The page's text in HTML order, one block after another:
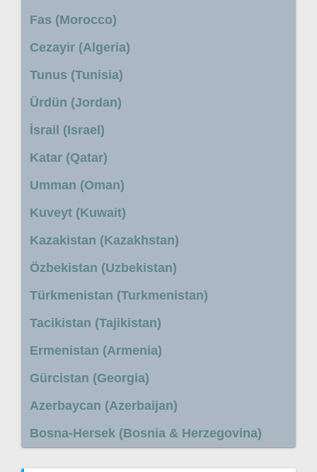
Fas (Morocco)
Cezayir (Algeria)
Tunus (Tunisia)
Ürdün (Jordan)
İsrail (Israel)
Katar (Qatar)
Umman (Oman)
Kuveyt (Kuwait)
Kazakistan (Kazakhstan)
Özbekistan (Uzbekistan)
Türkmenistan (Turkmenistan)
Tacikistan (Tajikistan)
Ermenistan (Armenia)
Gürcistan (Georgia)
Azerbaycan (Azerbaijan)
Bosna-Hersek (Bosnia & Herzegovina)